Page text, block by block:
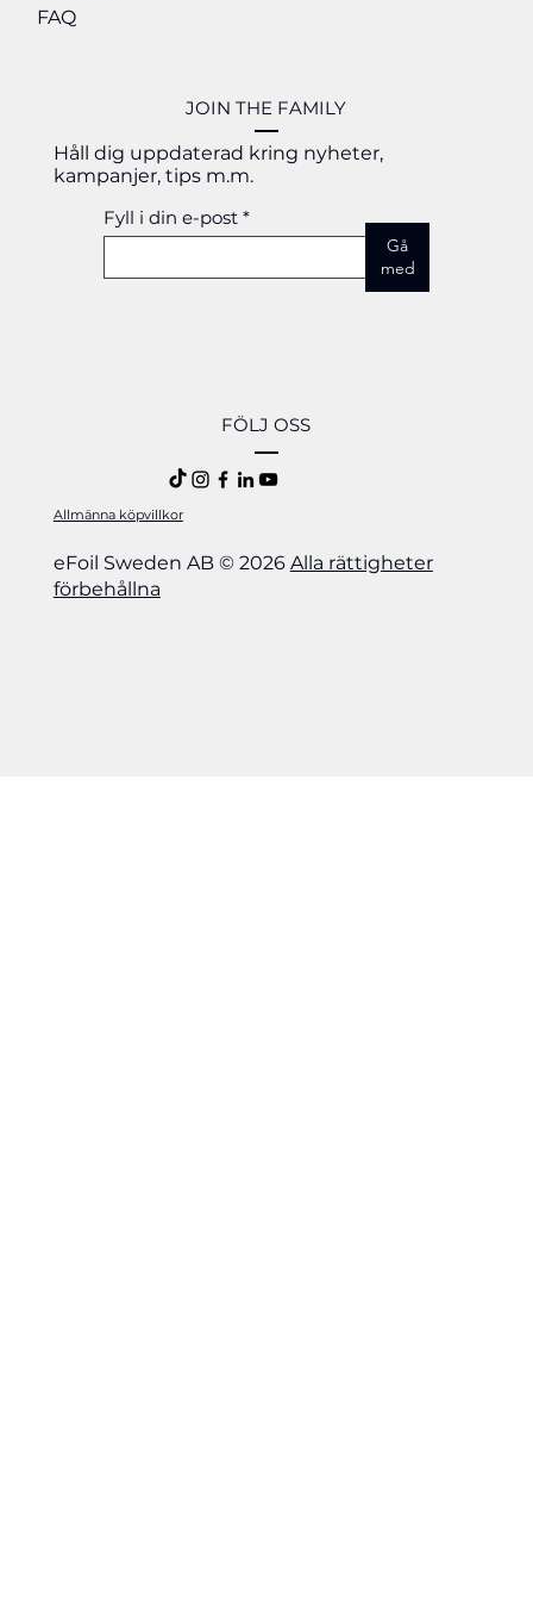
JOIN THE FAMILY
Håll dig uppdaterad kring nyheter,
kampanjer, tips m.m.
Fyll i din e-post
Gå
med
FAQ
FÖLJ OSS
Allmänna köpvillkor
eFoil Sweden AB © 2026 Alla rättigheter
förbehållna